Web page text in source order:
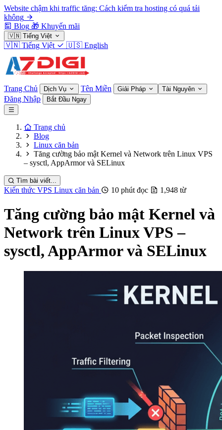
Website chậm khi traffic tăng: Cách kiểm tra hosting có quá tải
không
Blog 🎁 Khuyến mãi
🇻🇳 Tiếng Việt
🇻🇳 Tiếng Việt 🇺🇸 English
Trang Chủ Dịch Vụ Tên Miền Giải Pháp Tài Nguyên
Đăng Nhập Bắt Đầu Ngay
Trang chủ
Blog
Linux căn bản
Tăng cường bảo mật Kernel và Network trên Linux VPS
– sysctl, AppArmor và SELinux
Tìm bài viết...
Kiến thức VPS Linux căn bản 10 phút đọc 1,948 từ
Tăng cường bảo mật Kernel và
Network trên Linux VPS –
sysctl, AppArmor và SELinux